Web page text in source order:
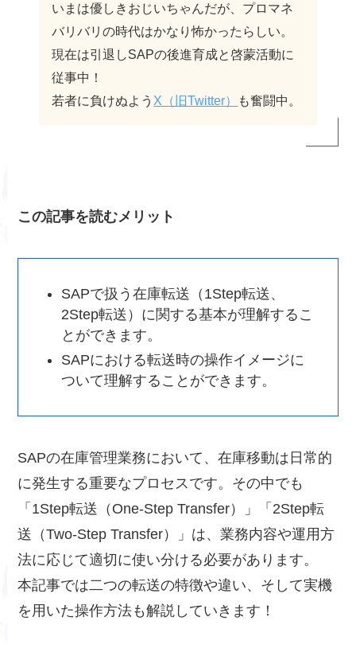
いまは優しきおじいちゃんだが、プロマネ
バリバリの時代はかなり怖かったらしい。
現在は引退しSAPの後進育成と啓蒙活動に
従事中！
若者に負けぬよう X（旧Twitter） も奮闘中。
この記事を読むメリット
SAPで扱う在庫転送（1Step転送、
2Step転送）に関する基本が理解するこ
とができます。
SAPにおける転送時の操作イメージに
ついて理解することができます。
SAPの在庫管理業務において、在庫移動は日常的
に発生する重要なプロセスです。その中でも
「1Step転送（One-Step Transfer）」「2Step転
送（Two-Step Transfer）」は、業務内容や運用方
法に応じて適切に使い分ける必要があります。
本記事では二つの転送の特徴や違い、そして実機
を用いた操作方法も解説していきます！